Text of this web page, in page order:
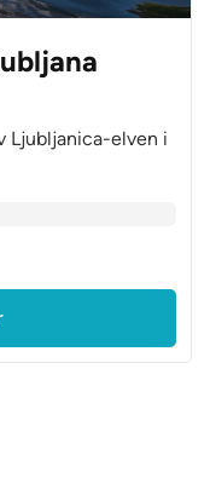
Ljubljanica-elven i